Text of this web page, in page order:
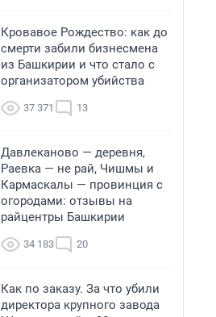
Кровавое Рождество: как до
смерти забили бизнесмена
из Башкирии и что стало с
организатором убийства
37 371 13
Давлеканово — деревня,
Раевка — не рай, Чишмы и
Кармаскалы — провинция с
огородами: отзывы на
райцентры Башкирии
34 183 20
Как по заказу. За что убили
директора крупного завода